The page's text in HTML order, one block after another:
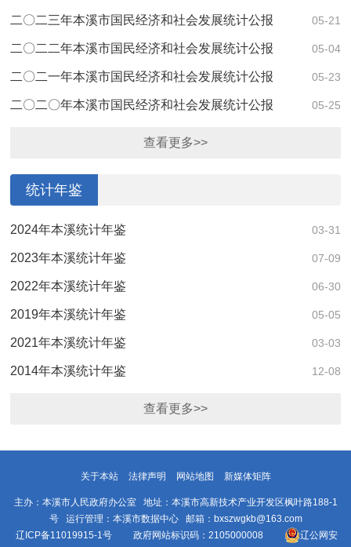
05-21
二〇二三年本溪市国民经济和社会发展统计公报
05-04
二〇二二年本溪市国民经济和社会发展统计公报
05-23
二〇二一年本溪市国民经济和社会发展统计公报
05-25
二〇二〇年本溪市国民经济和社会发展统计公报
查看更多>>
统计年鉴
03-31
2024年本溪统计年鉴
07-09
2023年本溪统计年鉴
06-30
2022年本溪统计年鉴
05-05
2019年本溪统计年鉴
03-03
2021年本溪统计年鉴
12-08
2014年本溪统计年鉴
查看更多>>
关于本站 法律声明 网站地图 新媒体矩阵
主办：本溪市人民政府办公室 地址：本溪市高新技术产业开发区枫叶路188-1
号 运行管理：本溪市数据中心 邮箱：bxszwgkb@163.com
辽ICP备11019915-1号 政府网站标识码：2105000008
辽公网安